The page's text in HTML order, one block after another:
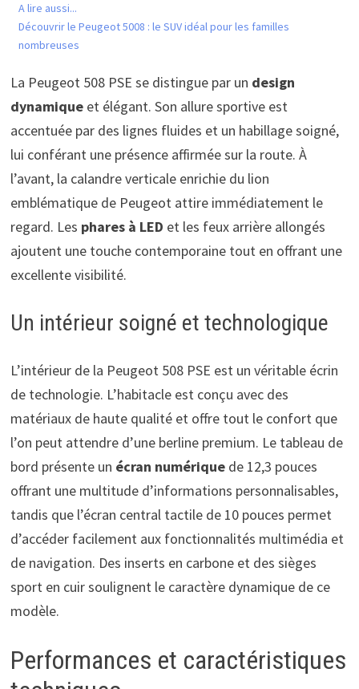
A lire aussi...
Découvrir le Peugeot 5008 : le SUV idéal pour les familles
nombreuses
La Peugeot 508 PSE se distingue par un design
dynamiqueet élégant. Son allure sportive est
accentuée par des lignes fluides et un habillage soigné,
lui conférant une présence affirmée sur la route. À
l’avant, la calandre verticale enrichie du lion
emblématique de Peugeot attire immédiatement le
regard. Les phares à LED et les feux arrière allongés
ajoutent une touche contemporaine tout en offrant une
excellente visibilité.
Un intérieur soigné et technologique
L’intérieur de la Peugeot 508 PSE est un véritable écrin
de technologie. L’habitacle est conçu avec des
matériaux de haute qualité et offre tout le confort que
l’on peut attendre d’une berline premium. Le tableau de
bord présente un écran numériquede 12,3 pouces
offrant une multitude d’informations personnalisables,
tandis que l’écran central tactile de 10 pouces permet
d’accéder facilement aux fonctionnalités multimédia et
de navigation. Des inserts en carbone et des sièges
sport en cuir soulignent le caractère dynamique de ce
modèle.
Performances et caractéristiques